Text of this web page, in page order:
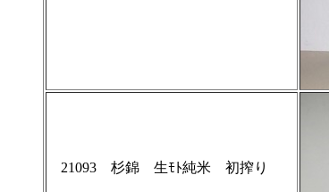
21093 杉錦 生ﾓﾄ純米 初搾り